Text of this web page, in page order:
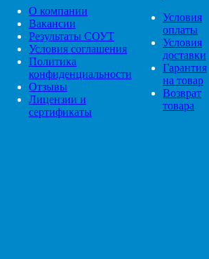
О компании
Вакансии
Результаты СОУТ
Условия соглашения
Политика
конфиденциальности
Отзывы
Лицензии и
сертификаты
Условия
оплаты
Условия
доставки
Гарантия
на товар
Возврат
товара